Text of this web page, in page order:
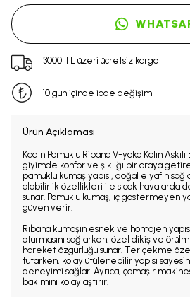
3000 TL üzeri ücretsiz kargo
10 gün içinde iade değişim
Ürün Açıklaması
Kadın Pamuklu Ribana V-yaka Kalın
giyimde konfor ve şıklığı bir araya
pamuklu kumaş yapısı, doğal elyafın
alabilirlik özellikleri ile sıcak havalarda
sunar. Pamuklu kumaş, iç göstermeyen
güven verir.
Ribana kumaşın esnek ve homojen
oturmasını sağlarken, özel dikiş ve
hareket özgürlüğü sunar. Ter çekme
tutarken, kolay ütülenebilir yapısı
deneyimi sağlar. Ayrıca, çamaşır
bakımını kolaylaştırır.